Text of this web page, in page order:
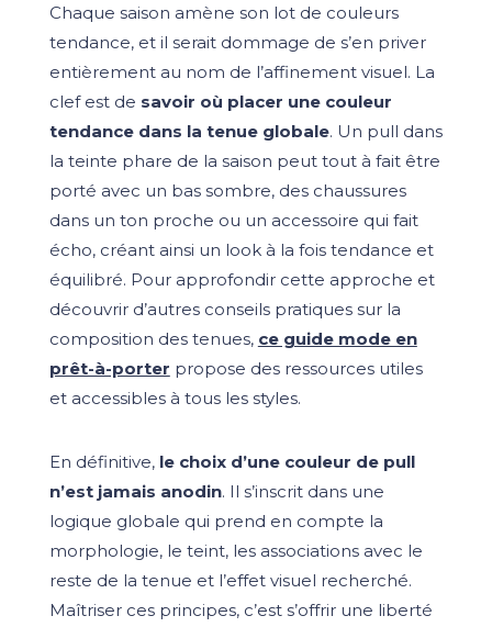
Chaque saison amène son lot de couleurs
tendance, et il serait dommage de s’en priver
entièrement au nom de l’affinement visuel. La
clef est de savoir où placer une couleur
tendance dans la tenue globale. Un pull dans
la teinte phare de la saison peut tout à fait être
porté avec un bas sombre, des chaussures
dans un ton proche ou un accessoire qui fait
écho, créant ainsi un look à la fois tendance et
équilibré. Pour approfondir cette approche et
découvrir d’autres conseils pratiques sur la
composition des tenues, ce guide mode en
prêt-à-porter propose des ressources utiles
et accessibles à tous les styles.
En définitive, le choix d’une couleur de pull
n’est jamais anodin. Il s’inscrit dans une
logique globale qui prend en compte la
morphologie, le teint, les associations avec le
reste de la tenue et l’effet visuel recherché.
Maîtriser ces principes, c’est s’offrir une liberté